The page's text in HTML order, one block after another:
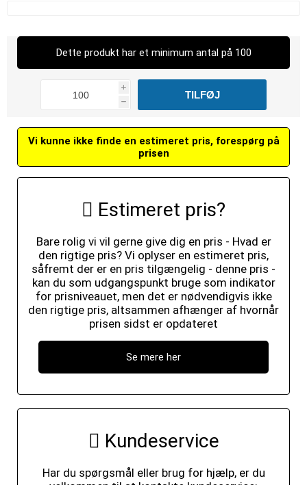
Dette produkt har et minimum antal på 100
i
h
Vi kunne ikke finde en estimeret pris, forespørg på
prisen
Estimeret pris?
Bare rolig vi vil gerne give dig en pris - Hvad er
den rigtige pris? Vi oplyser en estimeret pris,
såfremt der er en pris tilgængelig - denne pris -
kan du som udgangspunkt bruge som indikator
for prisniveauet, men det er nødvendigvis ikke
den rigtige pris, altsammen afhænger af hvornår
prisen sidst er opdateret
Se mere her
Kundeservice
Har du spørgsmål eller brug for hjælp, er du